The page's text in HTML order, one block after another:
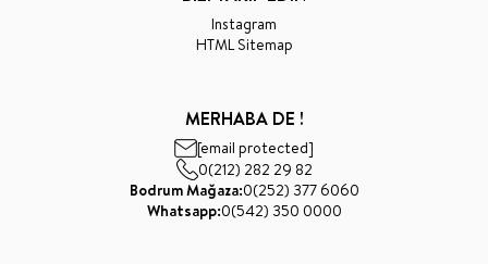
Instagram
HTML Sitemap
MERHABA DE !
[email protected]
0(212) 282 29 82
Bodrum Mağaza:0(252) 377 6060
Whatsapp:0(542) 350 0000